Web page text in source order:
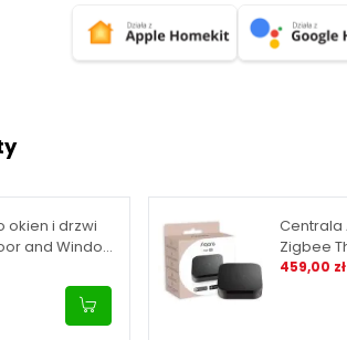
okien i drzwi
and Window
biały (DW-
Centrala
Zigbee
Matter
Cena
459,00 zł